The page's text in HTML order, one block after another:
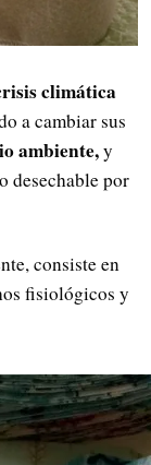
climática
a cambiar sus
ambiente,y
desechable por
consiste en
fisiológicos y